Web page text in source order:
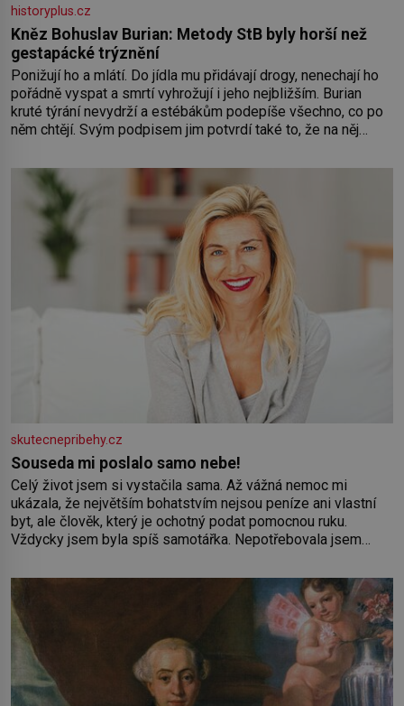
historyplus.cz
Kněz Bohuslav Burian: Metody StB byly horší než
gestapácké trýznění
Ponižují ho a mlátí. Do jídla mu přidávají drogy, nenechají ho
pořádně vyspat a smrtí vyhrožují i jeho nejbližším. Burian
kruté týrání nevydrží a estébákům podepíše všechno, co po
něm chtějí. Svým podpisem jim potvrdí také to, že na něj
Syn brněnského řezníka chce být knězem a
skutecnepribehy.cz
Souseda mi poslalo samo nebe!
Celý život jsem si vystačila sama. Až vážná nemoc mi
ukázala, že největším bohatstvím nejsou peníze ani vlastní
byt, ale člověk, který je ochotný podat pomocnou ruku.
Vždycky jsem byla spíš samotářka. Nepotřebovala jsem
práce a hlavně klid. Hned po studiích jsem odešla z rodného